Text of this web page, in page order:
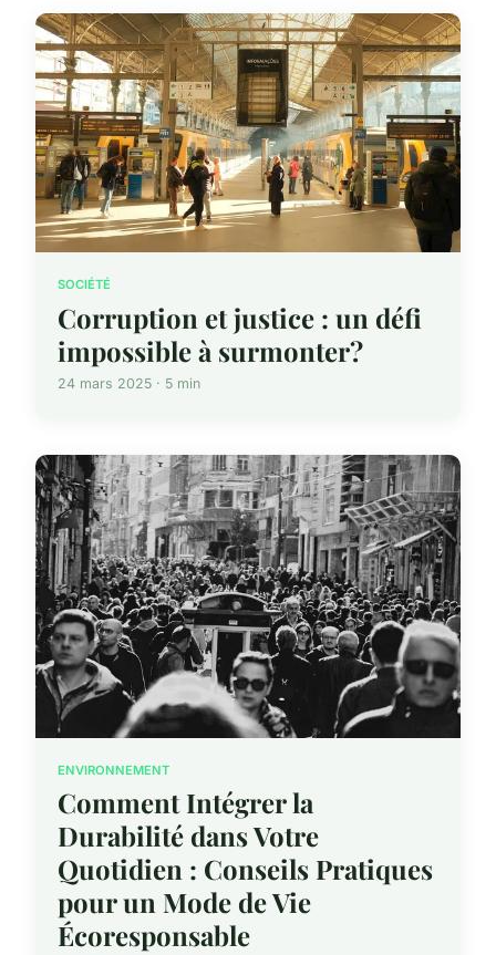
SOCIÉTÉ
Corruption et justice : un défi
impossible à surmonter?
24 mars 2025 · 5 min
ENVIRONNEMENT
Comment Intégrer la
Durabilité dans Votre
Quotidien : Conseils Pratiques
pour un Mode de Vie
Écoresponsable